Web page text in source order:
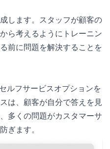
します。スタッフが顧客の
ら考えるようにトレーニン
前に問題を解決することを
ルフサービスオプションを
は、顧客が自分で答えを見
多くの問題がカスタマーサ
ぎます。